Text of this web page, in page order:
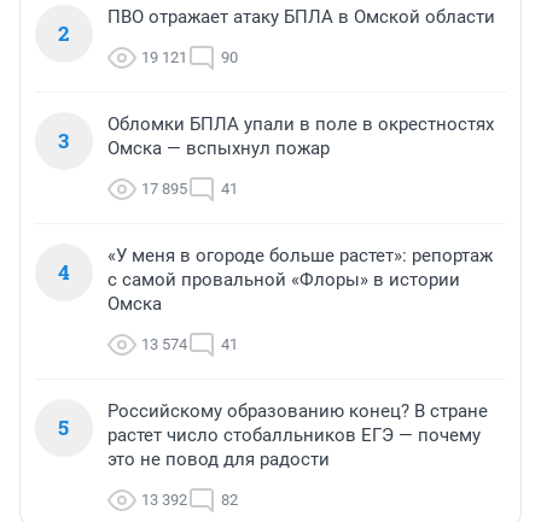
2
ПВО отражает атаку БПЛА в Омской области
19 121 90
3
Обломки БПЛА упали в поле в окрестностях
Омска — вспыхнул пожар
17 895 41
4
«У меня в огороде больше растет»: репортаж
с самой провальной «Флоры» в истории
Омска
13 574 41
5
Российскому образованию конец? В стране
растет число стобалльников ЕГЭ — почему
это не повод для радости
13 392 82